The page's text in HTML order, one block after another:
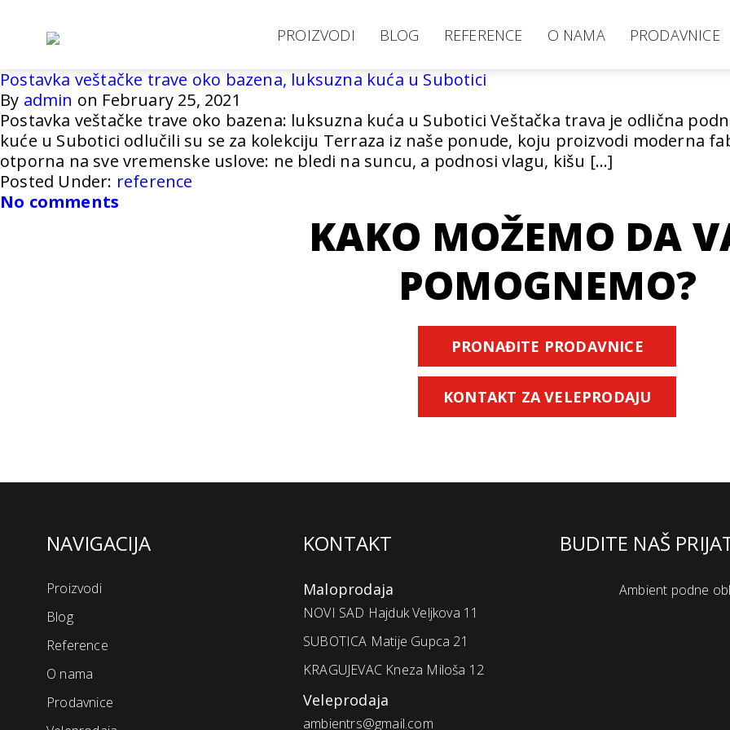
PROIZVODI BLOG REFERENCE O NAMA PRODAVNICE
Postavka veštačke trave oko bazena, luksuzna kuća u Subotici
By admin on February 25, 2021
Postavka veštačke trave oko bazena: luksuzna kuća u Subotici Veštačka trava je odlična
kuće u Subotici odlučili su se za kolekciju Terraza iz naše ponude, koju proizvodi moderna
otporna na sve vremenske uslove: ne bledi na suncu, a podnosi vlagu, kišu […]
Posted Under: reference
No comments
KAKO MOŽEMO DA
POMOGNEMO?
PRONAĐITE PRODAVNICE
KONTAKT ZA VELEPRODAJU
NAVIGACIJA
Proizvodi
Blog
Reference
O nama
Prodavnice
KONTAKT
Maloprodaja
NOVI SAD Hajduk Veljkova 11
SUBOTICA Matije Gupca 21
KRAGUJEVAC Kneza Miloša 12
Veleprodaja
ambientrs@gmail.com
BUDITE NAŠ
Ambient podne